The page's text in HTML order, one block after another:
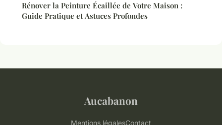
Rénover la Peinture Écaillée de Votre Maison :
Guide Pratique et Astuces Profondes
Aucabanon
Mentions légalesContact